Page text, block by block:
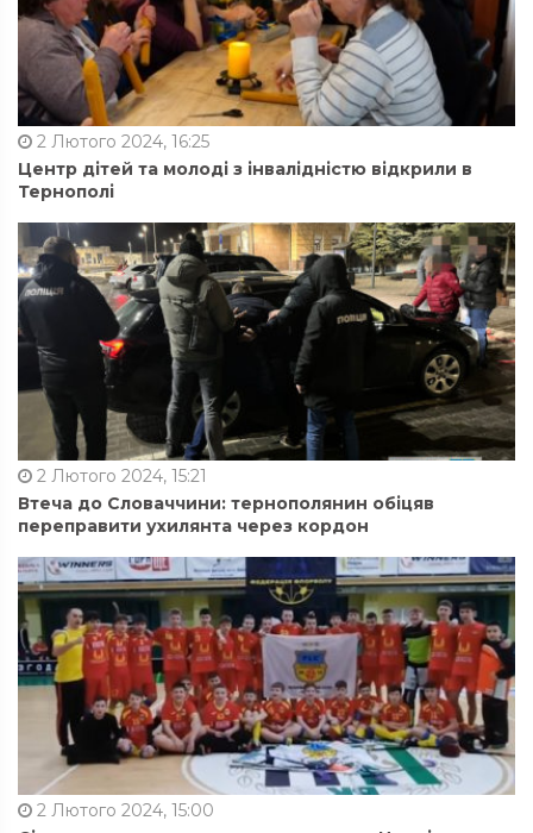
2 Лютого 2024, 16:25
Центр дітей та молоді з інвалідністю відкрили в
Тернополі
2 Лютого 2024, 15:21
Втеча до Словаччини: тернополянин обіцяв
переправити ухилянта через кордон
2 Лютого 2024, 15:00